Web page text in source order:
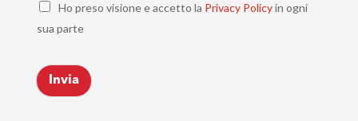
*
C
e
k
b
o
Ho preso visione e accetto la Privacy Policyin ogni
sua parte
Invia